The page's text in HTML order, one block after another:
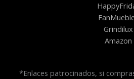
Grindilux
Amazon
*Enlaces patrocinados, si